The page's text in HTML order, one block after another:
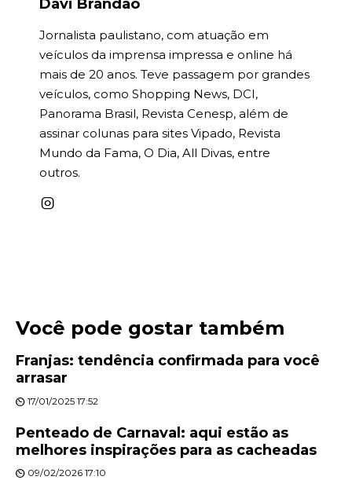
Davi Brandão
Jornalista paulistano, com atuação em
veículos da imprensa impressa e online há
mais de 20 anos. Teve passagem por grandes
veículos, como Shopping News, DCI,
Panorama Brasil, Revista Cenesp, além de
assinar colunas para sites Vipado, Revista
Mundo da Fama, O Dia, All Divas, entre
outros.
Você pode gostar também
Franjas: tendência confirmada para você
arrasar
17/01/2025 17:52
Penteado de Carnaval: aqui estão as
melhores inspirações para as cacheadas
09/02/2026 17:10